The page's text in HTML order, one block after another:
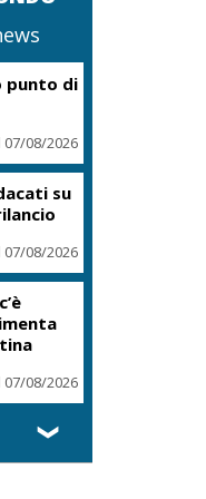
punto di
07/08/2026
su
07/08/2026
07/08/2026
❯